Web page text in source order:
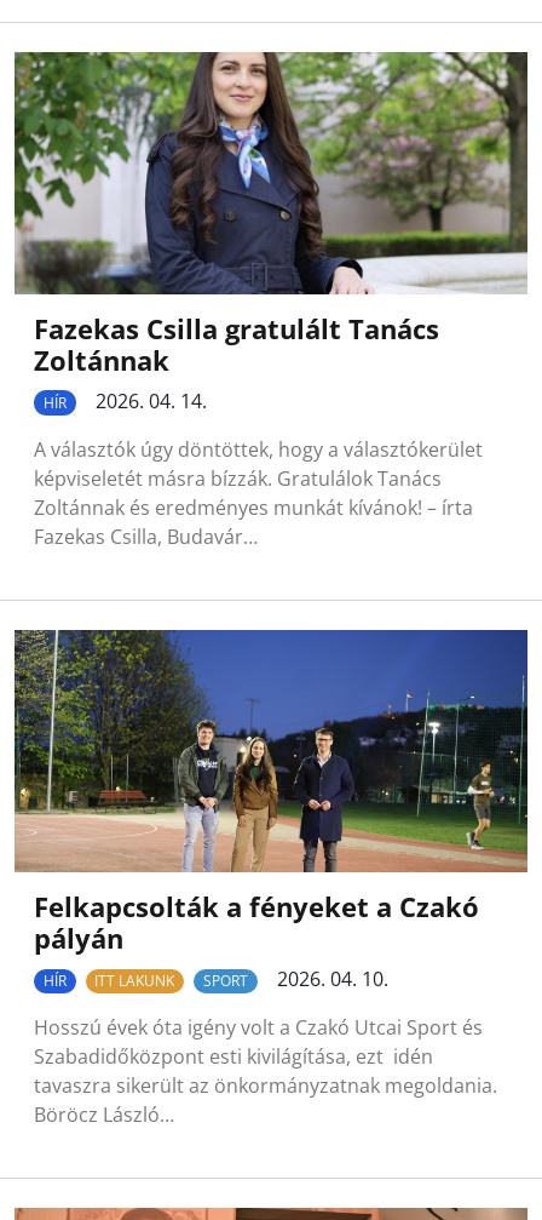
Fazekas Csilla gratulált Tanács
Zoltánnak
HÍR
2026. 04. 14.
A választók úgy döntöttek, hogy a választókerület
képviseletét másra bízzák. Gratulálok Tanács
Zoltánnak és eredményes munkát kívánok! – írta
Fazekas Csilla, Budavár…
Felkapcsolták a fényeket a Czakó
pályán
HÍR ITT LAKUNK SPORT
2026. 04. 10.
Hosszú évek óta igény volt a Czakó Utcai Sport és
Szabadidőközpont esti kivilágítása, ezt idén
tavaszra sikerült az önkormányzatnak megoldania.
Böröcz László…